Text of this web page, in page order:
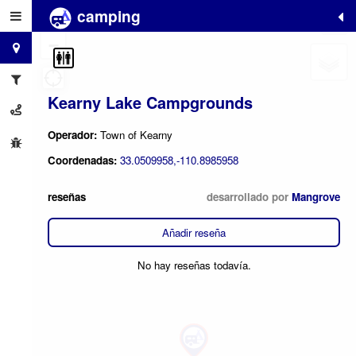
camping
Kearny Lake Campgrounds
Operador: Town of Kearny
Coordenadas: 33.0509958,-110.8985958
reseñas desarrollado por Mangrove
Añadir reseña
No hay reseñas todavía.
+
−